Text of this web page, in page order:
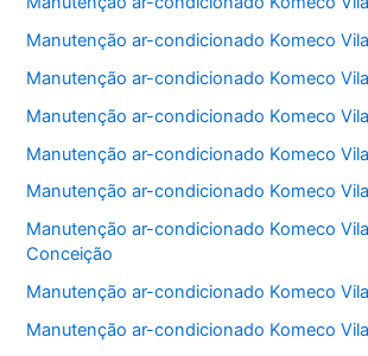
Manutenção ar-condicionado Komeco
Manutenção ar-condicionado Komeco
Manutenção ar-condicionado Komeco
Manutenção ar-condicionado Komeco
Manutenção ar-condicionado Komeco
Manutenção ar-condicionado Komeco
Conceição
Manutenção ar-condicionado Komeco
Manutenção ar-condicionado Komeco